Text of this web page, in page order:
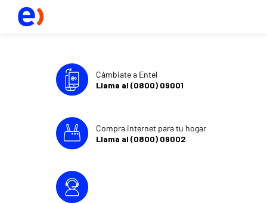
Cámbiate a Entel
Llama al (0800) 09001
Compra internet para tu hogar
Llama al (0800) 09002